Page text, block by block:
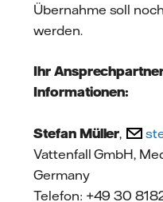
Übernahme soll
werden.
Ihr
Informationen:
Stefan Müller,
Vattenfall GmbH,
Germany
Telefon: +49 30